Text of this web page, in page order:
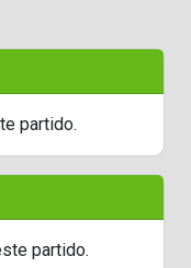
partido.
partido.